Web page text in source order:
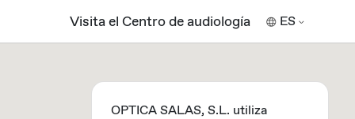
Visita el Centro de audiología ES
OPTICA SALAS, S.L. utiliza